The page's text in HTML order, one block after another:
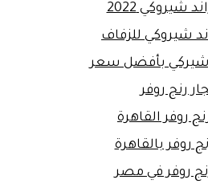
شيروكي 2022
شيروكي للزفاف
شيركي بأفضل سعر
رنج روفر
روفر القاهرة
روفر بالقاهرة
روفر في مصر